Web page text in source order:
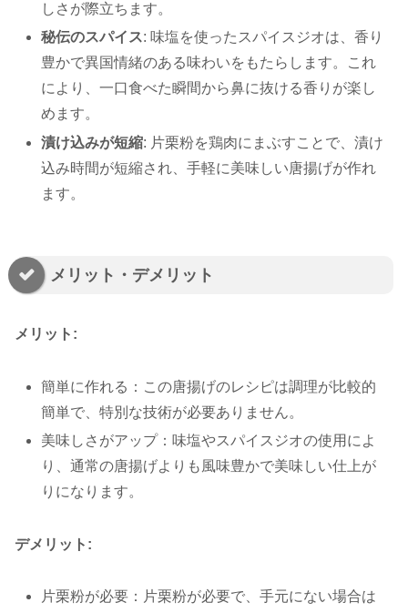
しさが際立ちます。
秘伝のスパイス: 味塩を使ったスパイスジオは、香り
豊かで異国情緒のある味わいをもたらします。これ
により、一口食べた瞬間から鼻に抜ける香りが楽し
めます。
漬け込みが短縮: 片栗粉を鶏肉にまぶすことで、漬け
込み時間が短縮され、手軽に美味しい唐揚げが作れ
ます。
メリット・デメリット
メリット:
簡単に作れる：この唐揚げのレシピは調理が比較的
簡単で、特別な技術が必要ありません。
美味しさがアップ：味塩やスパイスジオの使用によ
り、通常の唐揚げよりも風味豊かで美味しい仕上が
りになります。
デメリット:
片栗粉が必要：片栗粉が必要で、手元にない場合は